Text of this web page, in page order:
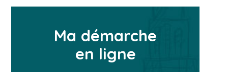
Ma démarche
en ligne